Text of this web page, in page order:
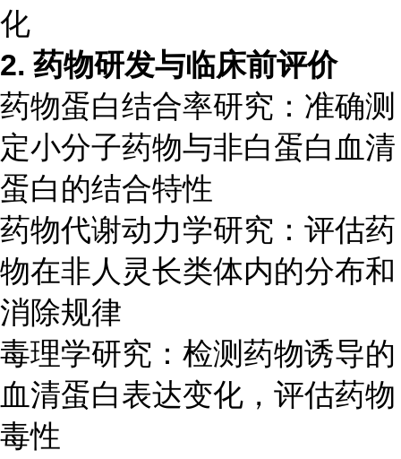
化
2. 药物研发与临床前评价
药物蛋白结合率研究：准确测
定小分子药物与非白蛋白血清
蛋白的结合特性
药物代谢动力学研究：评估药
物在非人灵长类体内的分布和
消除规律
毒理学研究：检测药物诱导的
血清蛋白表达变化，评估药物
毒性